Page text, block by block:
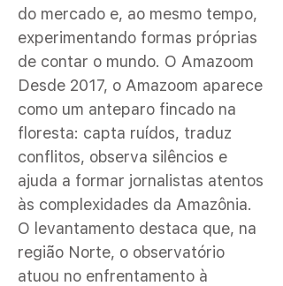
do mercado e, ao mesmo tempo,
experimentando formas próprias
de contar o mundo. O Amazoom
Desde 2017, o Amazoom aparece
como um anteparo fincado na
floresta: capta ruídos, traduz
conflitos, observa silêncios e
ajuda a formar jornalistas atentos
às complexidades da Amazônia.
O levantamento destaca que, na
região Norte, o observatório
atuou no enfrentamento à